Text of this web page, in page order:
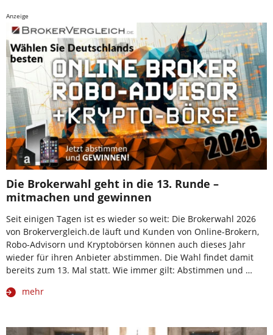
Anzeige
Die Brokerwahl geht in die 13. Runde –
mitmachen und gewinnen
Seit einigen Tagen ist es wieder so weit: Die Brokerwahl 2026
von Brokervergleich.de läuft und Kunden von Online-Brokern,
Robo-Advisorn und Kryptobörsen können auch dieses Jahr
wieder für ihren Anbieter abstimmen. Die Wahl findet damit
bereits zum 13. Mal statt. Wie immer gilt: Abstimmen und …
mehr